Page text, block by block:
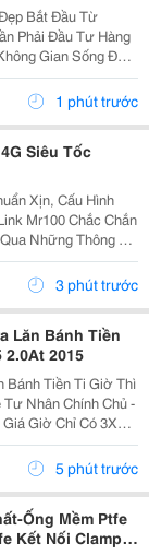
Bắt Đầu Từ
Gian Sống Đẹp.
Như Ghế Lười, Đèn
Treo Tường, Căn...
1 phút trước
Siêu Tốc
Xịn, Cấu Hình
Mr100 Chắc Chắn
Xuống 150Mbps, Tải Lên 50Mbps. Tốc Độ Wifi:...3 phút trước
Lăn Bánh Tiền
2015
Bánh Tiền Ti Giờ Thì
5 phút trước
Ống Mềm Ptfe
Kết Nối Clamp-